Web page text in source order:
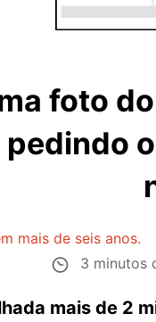
foto
mais de seis anos.
3 minutos
mais de 2